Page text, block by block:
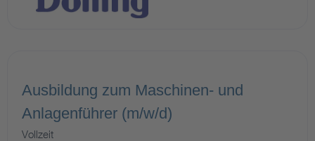
Ausbildung zum Maschinen- und
Anlagenführer (m/w/d)
Vollzeit